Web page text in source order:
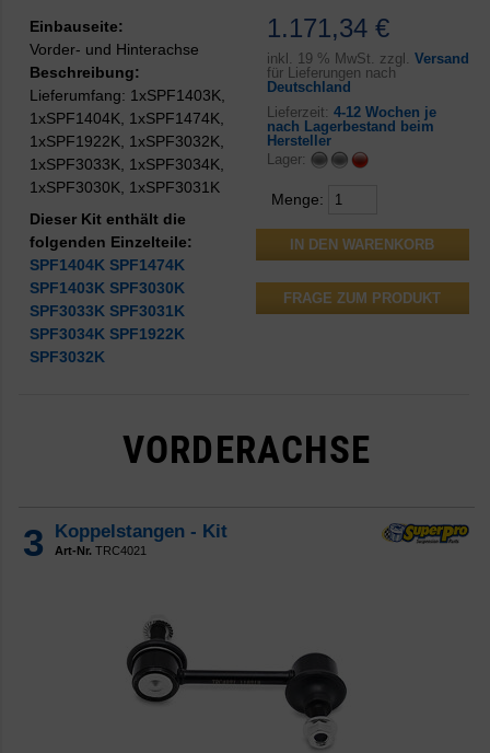
1.171,34 €
inkl. 19 % MwSt. zzgl. Versand
für Lieferungen nach
Deutschland
Lieferzeit: 4-12 Wochen je
nach Lagerbestand beim
Hersteller
Lager:
Menge:
FRAGE ZUM PRODUKT
Einbauseite:
Vorder- und Hinterachse
Beschreibung:
Lieferumfang: 1xSPF1403K,
1xSPF1404K, 1xSPF1474K,
1xSPF1922K, 1xSPF3032K,
1xSPF3033K, 1xSPF3034K,
1xSPF3030K, 1xSPF3031K
Dieser Kit enthält die
folgenden Einzelteile:
SPF1404K SPF1474K
SPF1403K SPF3030K
SPF3033K SPF3031K
SPF3034K SPF1922K
SPF3032K
VORDERACHSE
3 Koppelstangen - Kit
Art-Nr. TRC4021